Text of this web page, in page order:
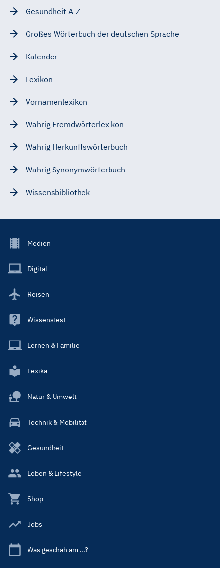
Gesundheit A-Z
Großes Wörterbuch der deutschen Sprache
Kalender
Lexikon
Vornamenlexikon
Wahrig Fremdwörterlexikon
Wahrig Herkunftswörterbuch
Wahrig Synonymwörterbuch
Wissensbibliothek
Footer
Main
Medien
Digital
Reisen
Wissenstest
Lernen & Familie
Lexika
Natur & Umwelt
Technik & Mobilität
Gesundheit
Leben & Lifestyle
Shop
Jobs
Was geschah am ...?